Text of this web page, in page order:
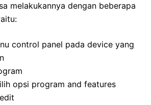
melakukannya dengan beberapa
control panel pada device yang
opsi program and features